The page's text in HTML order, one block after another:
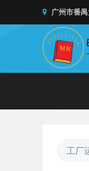
广州市番